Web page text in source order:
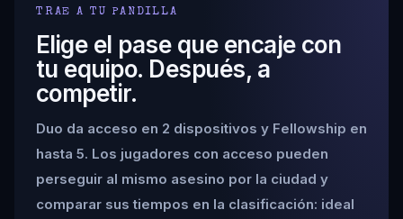
TRAE A TU PANDILLA
Elige el pase que encaje con
tu equipo. Después, a
competir.
Duo da acceso en 2 dispositivos y Fellowship en
hasta 5. Los jugadores con acceso pueden
perseguir al mismo asesino por la ciudad y
comparar sus tiempos en la clasificación: ideal